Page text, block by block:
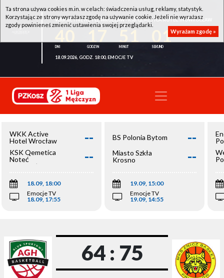
WKK ACTIVE HOTEL WROCŁAW - KSK QEMETICA NOTEĆ INOWROCŁAW
01
18.09.2026, GODZ. 18:00, EMOCJE TV
WKK Active
Hotel Wrocław
--
KSK Qemetica
Noteć
Inowrocław
--
18.09, 18:00
Emocje TV
18.09, 17:55
BS Polonia Bytom --
Miasto Szkła
Krosno
--
19.09, 15:00
Emocje TV
19.09, 14:55
64 : 75
Ta strona używa cookies m.in. w celach: świadczenia usług, reklamy, statystyk.
Korzystając ze strony wyrażasz zgodę na używanie cookie. Jeżeli nie wyrażasz
zgody powinieneś zmienić ustawienia swojej przeglądarki.
Wyrażam zgodę »